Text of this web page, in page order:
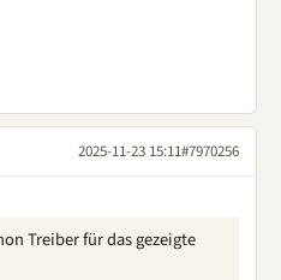
2025-11-23 15:11#7970256
Treiber für das gezeigte